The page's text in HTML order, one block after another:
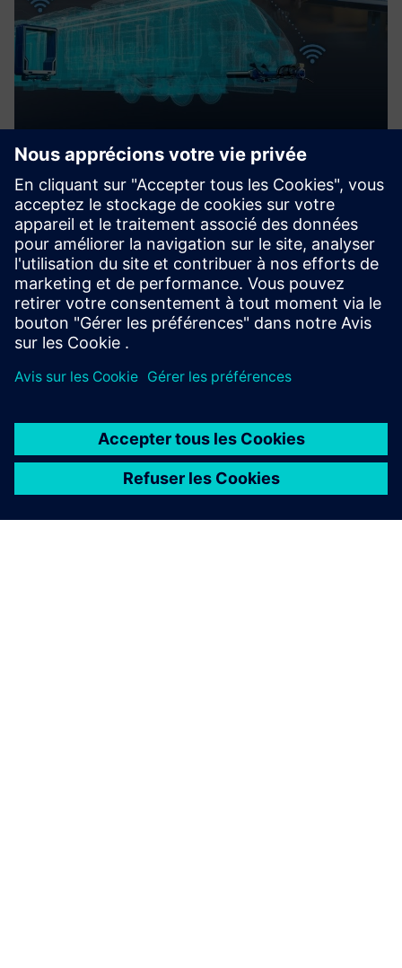
DXM service module
Les coupleurs automatiques sont des composants critiques
pour la sécurité. Le service Dellner Connection and
Monitoring (DXM) mesure en permanence les paramètres
opérationnels clés pour améliorer la sécurité et la fiabilité à
l'ai...
En savoir plus